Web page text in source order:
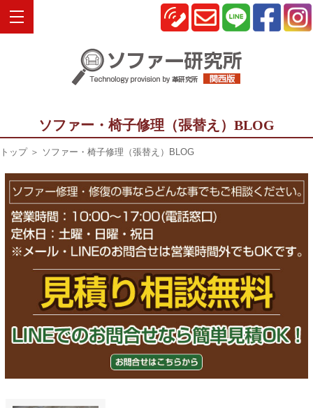
ソファー・椅子修理（張替え）BLOG
トップ＞ ソファー・椅子修理（張替え）BLOG